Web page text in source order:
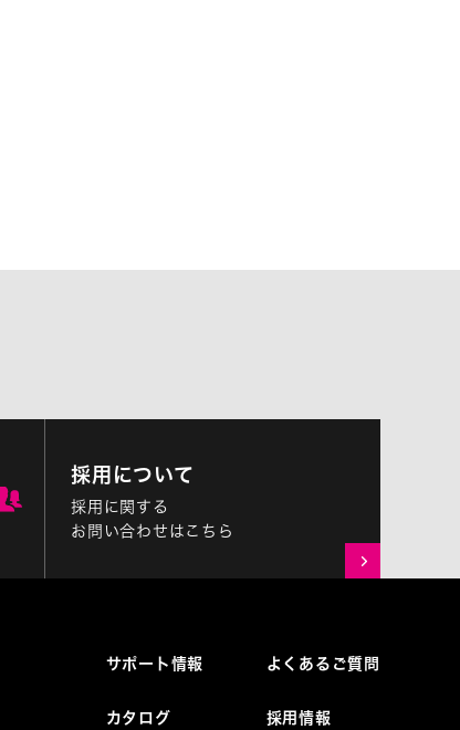
採用について
採用に関する
お問い合わせはこちら
サポート情報
カタログ
よくあるご質問
採用情報